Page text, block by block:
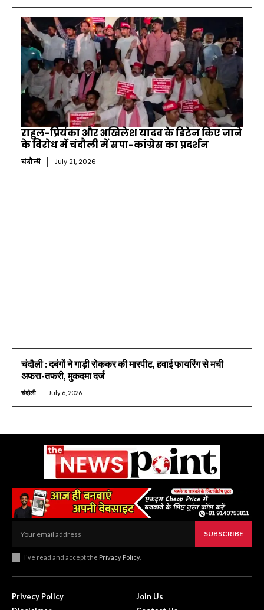
राहुल-प्रियंका और अखिलेश यादव के डिटेन किए जाने
के विरोध में चंदौली में सपा-कांग्रेस का प्रदर्शन
चंदौली July 21, 2026
चंदौली : दबंगों ने गाड़ी रोककर की मारपीट, हवाई फायरिंग से मची
अफरा-तफरी, मुकदमा दर्ज
चंदौली July 6, 2026
SUBSCRIBE
I've read and accept the Privacy Policy.
Privecy Policy
Join Us